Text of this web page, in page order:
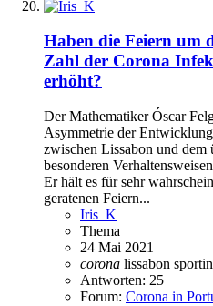
Haben die Feiern um
Zahl der Corona
erhöht?
Der Mathematiker Óscar
Asymmetrie der
zwischen Lissabon und
besonderen
Er hält es für sehr
geratenen Feiern...
Iris_K
Thema
24 Mai 2021
corona lissabon
Antworten: 25
Forum: Corona in